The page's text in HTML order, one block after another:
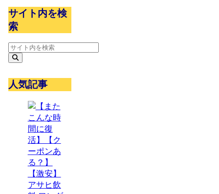
サイト内を検
索
人気記事